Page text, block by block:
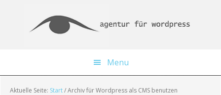
springen
Menu
Aktuelle Seite: Start/Archiv für Wordpress als CMS benutzen